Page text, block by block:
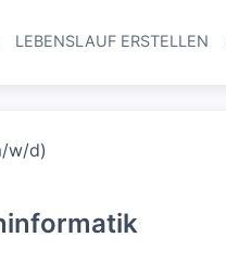
LEBENSLAUF ERSTELLEN
w/d)